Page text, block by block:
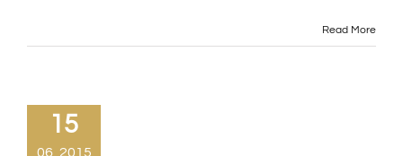
Read More
15
06, 2015